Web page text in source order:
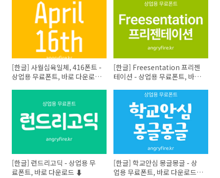
[한글] 사월십육일체, 416폰트 -
상업용 무료폰트, 바로 다운로드
[한글] Freesentation 프리젠
테이션 - 상업용 무료폰트, 바로
[한글] 런드리고딕 - 상업용 무
료폰트, 바로 다운로드 ⬇︎
[한글] 학교안심 몽글몽글 - 상
업용 무료폰트, 바로 다운로드